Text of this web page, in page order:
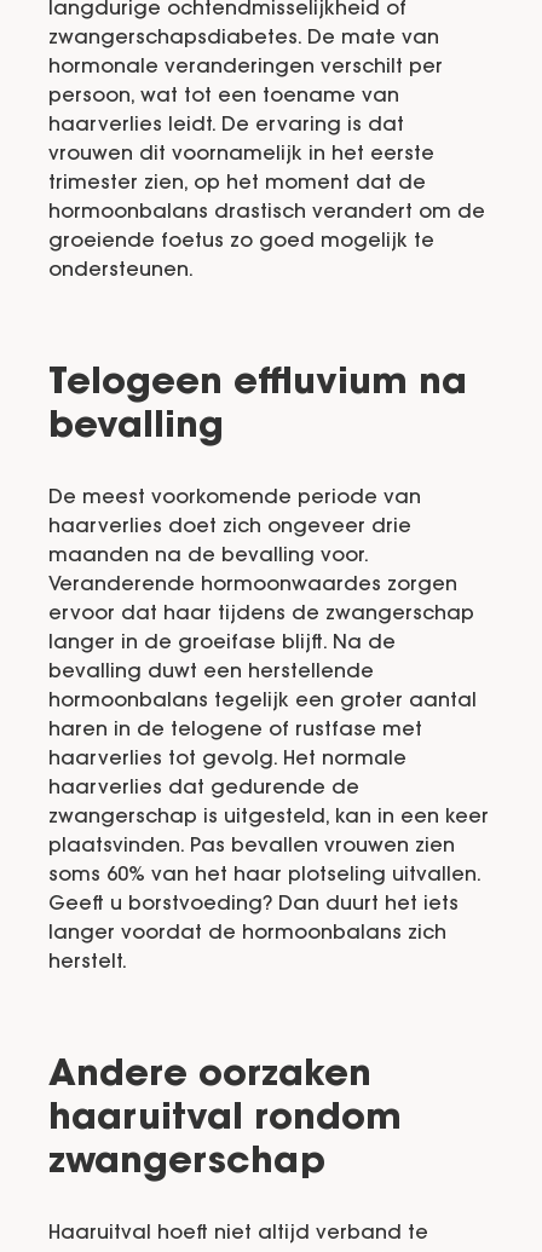
langdurige ochtendmisselijkheid of
zwangerschapsdiabetes. De mate van
hormonale veranderingen verschilt per
persoon, wat tot een toename van
haarverlies leidt. De ervaring is dat
vrouwen dit voornamelijk in het eerste
trimester zien, op het moment dat de
hormoonbalans drastisch verandert om de
groeiende foetus zo goed mogelijk te
ondersteunen.
Telogeen effluvium na
bevalling
De meest voorkomende periode van
haarverlies doet zich ongeveer drie
maanden na de bevalling voor.
Veranderende hormoonwaardes zorgen
ervoor dat haar tijdens de zwangerschap
langer in de groeifase blijft. Na de
bevalling duwt een herstellende
hormoonbalans tegelijk een groter aantal
haren in de telogene of rustfase met
haarverlies tot gevolg. Het normale
haarverlies dat gedurende de
zwangerschap is uitgesteld, kan in een keer
plaatsvinden. Pas bevallen vrouwen zien
soms 60% van het haar plotseling uitvallen.
Geeft u borstvoeding? Dan duurt het iets
langer voordat de hormoonbalans zich
herstelt.
Andere oorzaken
haaruitval rondom
zwangerschap
Haaruitval hoeft niet altijd verband te